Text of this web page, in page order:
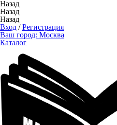
Назад
Назад
Назад
Вход /Регистрация
Ваш город: Москва
Каталог